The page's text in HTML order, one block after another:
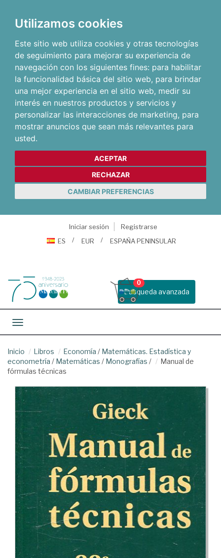
Utilizamos cookies
Este sitio web utiliza cookies y otras tecnologías
de seguimiento para mejorar su experiencia de
navegación con los siguientes fines: para habilitar
la funcionalidad básica del sitio web, para brindar
una mejor experiencia en el sitio web, medir su
interés en nuestros productos y servicios y
personalizar las interacciones de marketing, para
mostrar anuncios que sean más relevantes para
usted.
ACEPTAR
RECHAZAR
CAMBIAR PREFERENCIAS
Iniciar sesión
Registrarse
ES
EUR ESPAÑA PENINSULAR
Busqueda avanzada
0
Toggle navigation
Inicio Libros Economía / Matemáticas. Estadística y
econometría / Matemáticas / Monografías /
Manual de
fórmulas técnicas